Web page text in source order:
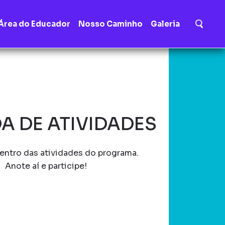
do Educador Nosso Caminho Galeria
DE ATIVIDADES
das atividades do programa.
Anote aí e participe!